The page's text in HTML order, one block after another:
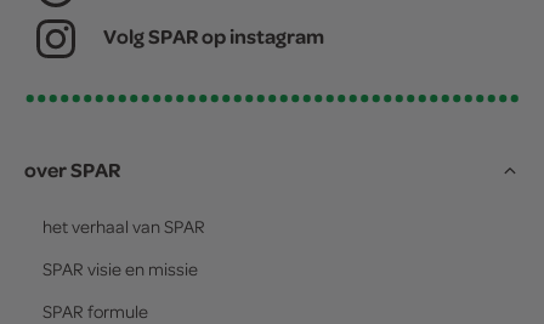
Volg SPAR op instagram
over SPAR
het verhaal van SPAR
SPAR visie en missie
SPAR formule